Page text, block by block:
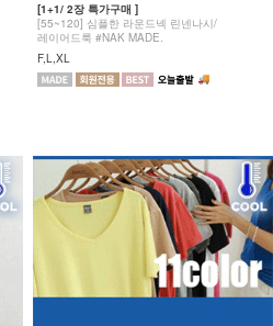
[1+1/ 2장 특가구매 ]
[55~120] 심플한 라운드넥 린넨나시/
레이어드룩 #NAK MADE.
F,L,XL